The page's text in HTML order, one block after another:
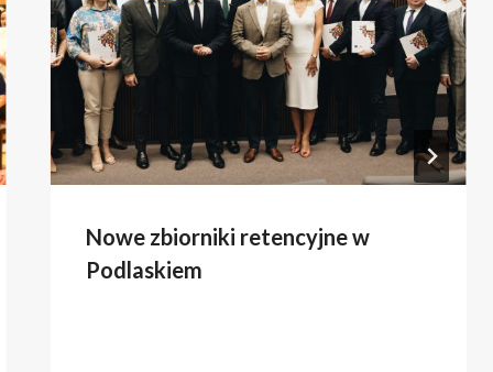
Nowe zbiorniki retencyjne w
Podlaskiem